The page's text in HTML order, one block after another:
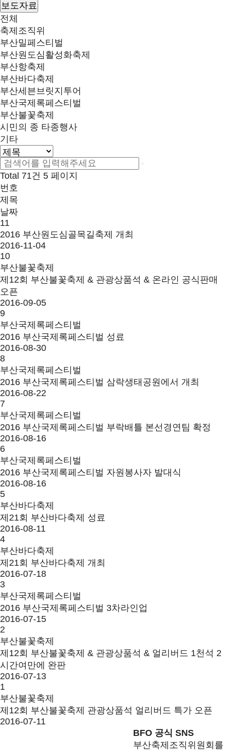
보도자료
전체
축제조직위
부산밀페스티벌
부산원도심활성화축제
부산항축제
부산바다축제
부산세븐브릿지투어
부산국제록페스티벌
부산불꽃축제
시민의 종 타종행사
기타
Total 71건 5 페이지
번호
제목
날짜
11
2016 부산원도심골목길축제 개최
2016-11-04
10
부산불꽃축제
제12회 부산불꽃축제 & 관광상품석 & 온라인 공식판매
오픈
2016-09-05
9
부산국제록페스티벌
2016 부산국제록페스티벌 성료
2016-08-30
8
부산국제록페스티벌
2016 부산국제록페스티벌 삼락생태공원에서 개최
2016-08-22
7
부산국제록페스티벌
2016 부산국제록페스티벌 부락배틀 본선경연팀 확정
2016-08-16
6
부산국제록페스티벌
2016 부산국제록페스티벌 자원봉사자 발대식
2016-08-16
5
부산바다축제
제21회 부산바다축제 성료
2016-08-11
4
부산바다축제
제21회 부산바다축제 개최
2016-07-18
3
부산국제록페스티벌
2016 부산국제록페스티벌 3차라인업
2016-07-15
2
부산불꽃축제
제12회 부산불꽃축제 & 관광상품석 & 얼리버드 1천석 2
시간여만에 완판
2016-07-13
1
부산불꽃축제
제12회 부산불꽃축제 관광상품석 얼리버드 특가 오픈
2016-07-11
BFO 공식 SNS
부산축제조직위원회를